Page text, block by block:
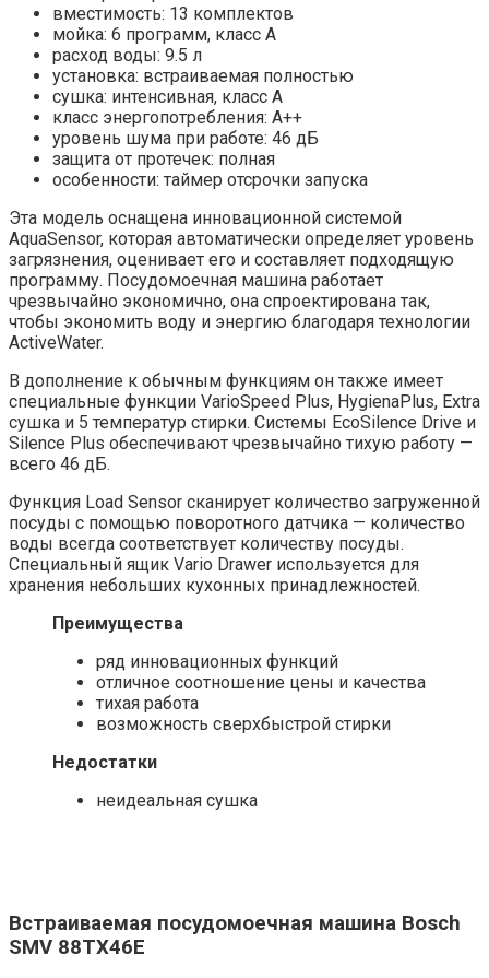
вместимость: 13 комплектов
мойка: 6 программ, класс A
расход воды: 9.5 л
установка: встраиваемая полностью
сушка: интенсивная, класс A
класс энергопотребления: A++
уровень шума при работе: 46 дБ
защита от протечек: полная
особенности: таймер отсрочки запуска
Эта модель оснащена инновационной системой
AquaSensor, которая автоматически определяет уровень
загрязнения, оценивает его и составляет подходящую
программу. Посудомоечная машина работает
чрезвычайно экономично, она спроектирована так,
чтобы экономить воду и энергию благодаря технологии
ActiveWater.
В дополнение к обычным функциям он также имеет
специальные функции VarioSpeed ​​Plus, HygienaPlus, Extra
сушка и 5 температур стирки. Системы EcoSilence Drive и
Silence Plus обеспечивают чрезвычайно тихую работу —
всего 46 дБ.
Функция Load Sensor сканирует количество загруженной
посуды с помощью поворотного датчика — количество
воды всегда соответствует количеству посуды.
Специальный ящик Vario Drawer используется для
хранения небольших кухонных принадлежностей.
Преимущества
ряд инновационных функций
отличное соотношение цены и качества
тихая работа
возможность сверхбыстрой стирки
Недостатки
неидеальная сушка
Встраиваемая посудомоечная машина Bosch
SMV 88TX46E